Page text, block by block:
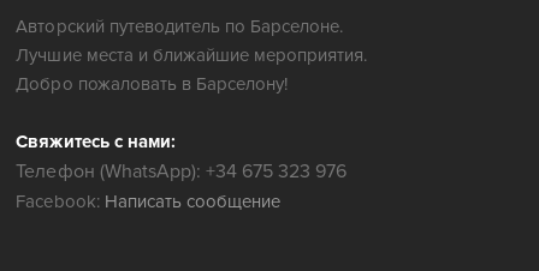
Авторский путеводитель по Барселоне.
Лучшие места и ближайшие мероприятия.
Добро пожаловать в Барселону!
Свяжитесь с нами:
Телефон (WhatsApp): +34 675 323 976
Facebook: Написать сообщение